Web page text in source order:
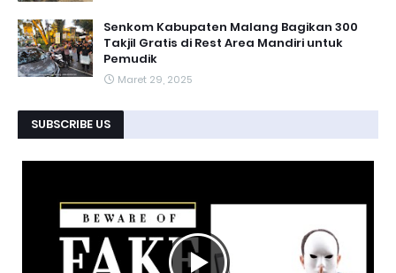
Senkom Kabupaten Malang Bagikan 300
Takjil Gratis di Rest Area Mandiri untuk
Pemudik
Maret 29, 2025
SUBSCRIBE US